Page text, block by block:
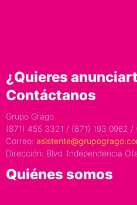
¿Quieres
Contáctanos
Grupo Grago
(871) 455 3321 / (871) 193 0962 /
Correo:
Dirección: Blvd. Independencia
Quiénes somos